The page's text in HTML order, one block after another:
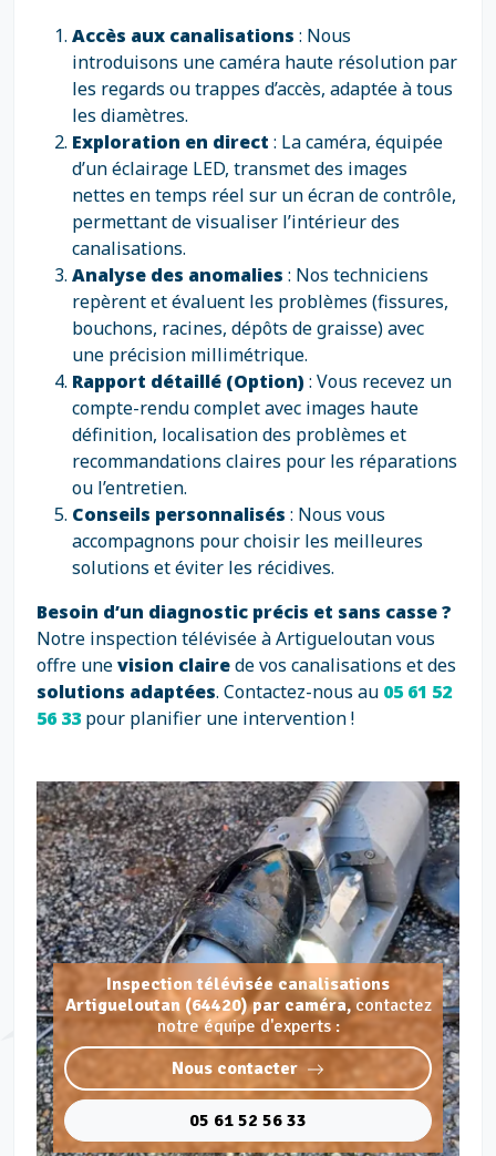
Accès aux canalisations : Nous
introduisons une caméra haute résolution par
les regards ou trappes d’accès, adaptée à tous
les diamètres.
Exploration en direct : La caméra, équipée
d’un éclairage LED, transmet des images
nettes en temps réel sur un écran de contrôle,
permettant de visualiser l’intérieur des
canalisations.
Analyse des anomalies : Nos techniciens
repèrent et évaluent les problèmes (fissures,
bouchons, racines, dépôts de graisse) avec
une précision millimétrique.
Rapport détaillé (Option) : Vous recevez un
compte-rendu complet avec images haute
définition, localisation des problèmes et
recommandations claires pour les réparations
ou l’entretien.
Conseils personnalisés : Nous vous
accompagnons pour choisir les meilleures
solutions et éviter les récidives.
Besoin d’un diagnostic précis et sans casse ?
Notre inspection télévisée à Artigueloutan vous
offre unevision clairede vos canalisations et des
solutions adaptées. Contactez-nous au 05 61 52
56 33 pour planifier une intervention !
Inspection télévisée canalisations
Artigueloutan (64420) par caméra,contactez
notre équipe d'experts :
Nous contacter
05 61 52 56 33